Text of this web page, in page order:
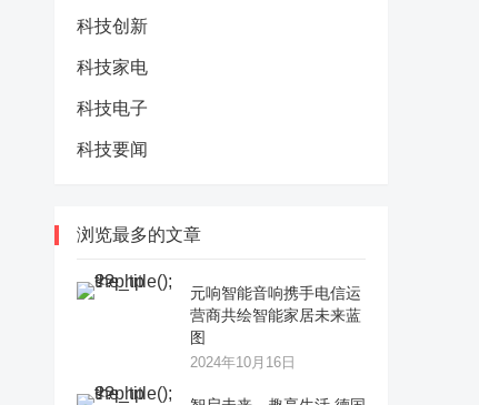
科技创新
科技家电
科技电子
科技要闻
浏览最多的文章
元响智能音响携手电信运
营商共绘智能家居未来蓝
图
2024年10月16日